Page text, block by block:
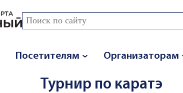
Форма поиска
Поиск
Посетителям Организаторам
Турнир по каратэ